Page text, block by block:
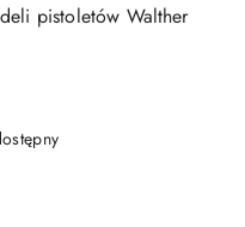
pistoletów Walther